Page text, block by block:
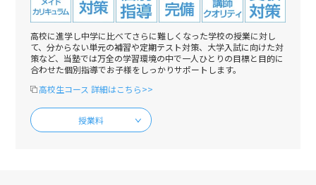
高校に進学し中学に比べてさらに難しくなった学校の授業に対し
て、分からない単元の補習や定期テスト対策、大学入試に向けた対
策など、当塾では万全の学習環境の中で一人ひとりの目標と目的に
合わせた個別指導でお子様をしっかりサポートします。
高校生コース 詳細はこちら>>
授業料